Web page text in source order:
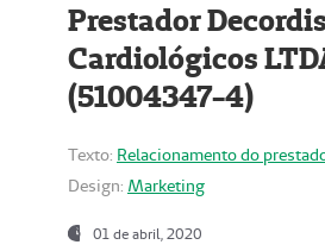
Prestador
Cardiológicos
(51004347-4)
Texto: Relacionamento do
Design: Marketing
01 de abril, 2020